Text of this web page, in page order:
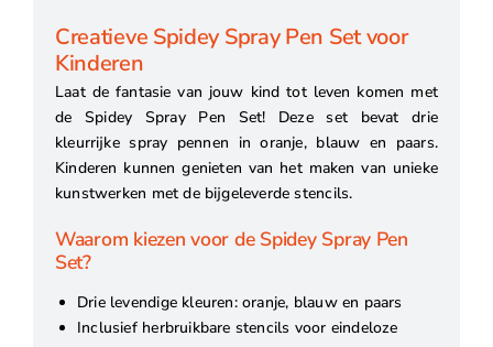
Creatieve Spidey Spray Pen Set voor
Kinderen
Laat de fantasie van jouw kind tot leven komen met
de Spidey Spray Pen Set! Deze set bevat drie
kleurrijke spray pennen in oranje, blauw en paars.
Kinderen kunnen genieten van het maken van unieke
kunstwerken met de bijgeleverde stencils.
Waarom kiezen voor de Spidey Spray Pen
Set?
Drie levendige kleuren: oranje, blauw en paars
Inclusief herbruikbare stencils voor eindeloze